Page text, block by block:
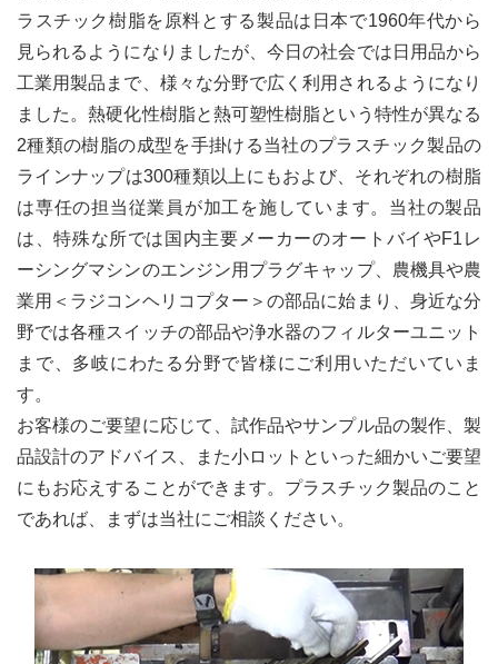
ラスチック樹脂を原料とする製品は日本で1960年代から
見られるようになりましたが、今日の社会では日用品から
工業用製品まで、様々な分野で広く利用されるようになり
ました。熱硬化性樹脂と熱可塑性樹脂という特性が異なる
2種類の樹脂の成型を手掛ける当社のプラスチック製品の
ラインナップは300種類以上にもおよび、それぞれの樹脂
は専任の担当従業員が加工を施しています。当社の製品
は、特殊な所では国内主要メーカーのオートバイやF1レ
ーシングマシンのエンジン用プラグキャップ、農機具や農
業用＜ラジコンヘリコプター＞の部品に始まり、身近な分
野では各種スイッチの部品や浄水器のフィルターユニット
まで、多岐にわたる分野で皆様にご利用いただいていま
す。
お客様のご要望に応じて、試作品やサンプル品の製作、製
品設計のアドバイス、また小ロットといった細かいご要望
にもお応えすることができます。プラスチック製品のこと
であれば、まずは当社にご相談ください。